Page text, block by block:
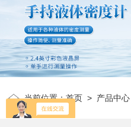
当前位置：首页 > 产品中心